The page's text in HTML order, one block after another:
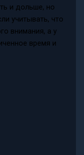
и дольше, но
учитывать, что
внимания, а у
время и